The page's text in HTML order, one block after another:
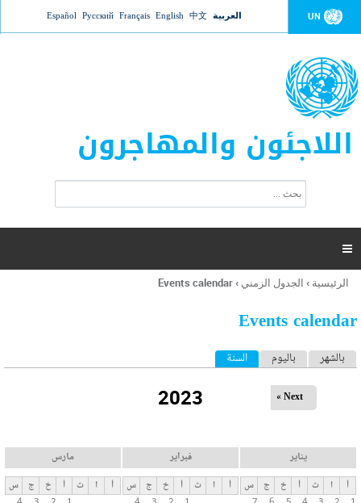
Jump to navigation UN العربية 中文
English
Français
Русский
Español
اللاجئون والمهاجرون
ت
ر
ل
ح
ب

أنت
هنا
الرئيسية › الجدول الزمني ›
Events calendar
Events calendar
ا
ب
ا
بالشهر باليوم السنة (علامة التبويب النشطة)
2023 Next »
يناير
أ ا ث أ خ ج
س
فبراير
أ ا ث أ خ ج
س
مارس
أ ا ث أ خ ج
س